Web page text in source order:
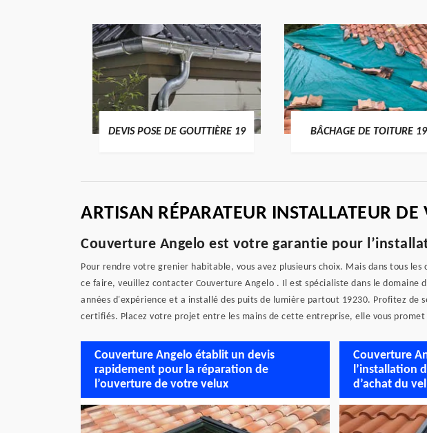
DEVIS POSE DE GOUTTIÈRE 19 BÂCHAGE DE TOITURE 19
ARTISAN RÉPARATEUR INSTALLATEUR
Couverture Angelo est votre garantie pour
Pour rendre votre grenier habitable, vous avez plusieurs choix. Mais dans tous
ce faire, veuillez contacter Couverture Angelo . Il est spécialiste dans le
années d'expérience et a installé des puits de lumière partout 19230. Profitez de
certifiés. Placez votre projet entre les mains de cette entreprise, elle vous promet
Couverture Angelo établit un devis
rapidement pour la réparation de
l’ouverture de votre velux
Couverture
l’installation
d’achat du